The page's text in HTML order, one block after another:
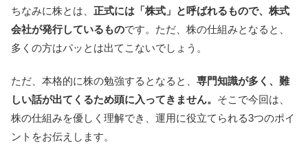
ちなみに株とは、 正式には「株式」と呼ばれるもので、株式
会社が発行しているものです。ただ、株の仕組みとなると、
多くの方はパッとは出てこないでしょう。
ただ、本格的に株の勉強するとなると、 専門知識が多く、難
しい話が出てくるため頭に入ってきません。 そこで今回は、
株の仕組みを優しく理解でき、運用に役立てられる3つのポイ
ントをお伝えします。